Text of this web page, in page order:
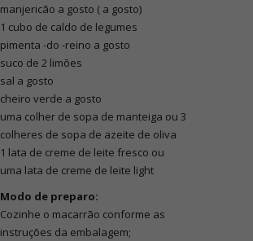
manjericão a gosto ( a gosto)
1 cubo de caldo de legumes
pimenta -do -reino a gosto
suco de 2 limões
sal a gosto
cheiro verde a gosto
uma colher de sopa de manteiga ou 3
colheres de sopa de azeite de oliva
1 lata de creme de leite fresco ou
uma lata de creme de leite light
Modo de preparo:
Cozinhe o macarrão conforme as
instruções da embalagem;